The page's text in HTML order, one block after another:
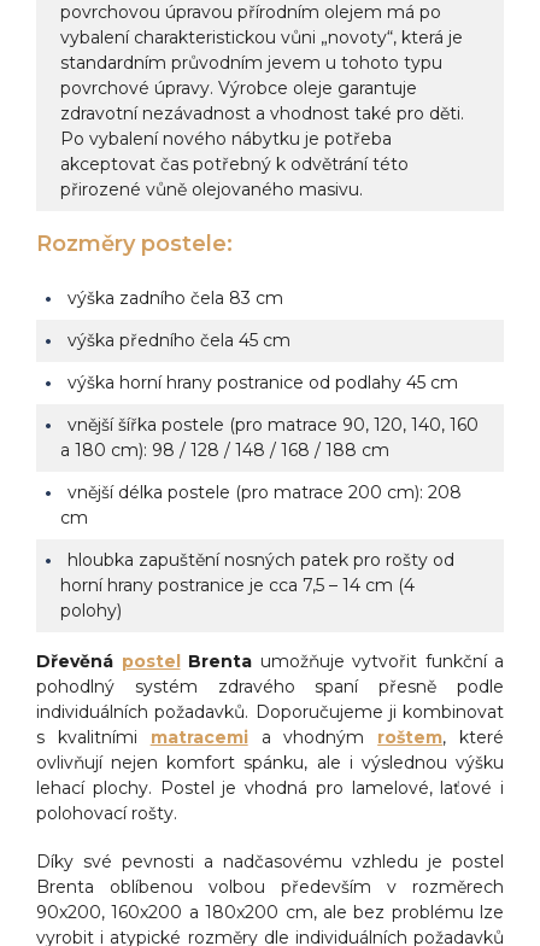
povrchovou úpravou přírodním olejem má po
vybalení charakteristickou vůni „novoty“, která je
standardním průvodním jevem u tohoto typu
povrchové úpravy. Výrobce oleje garantuje
zdravotní nezávadnost a vhodnost také pro děti.
Po vybalení nového nábytku je potřeba
akceptovat čas potřebný k odvětrání této
přirozené vůně olejovaného masivu.
Rozměry postele:
výška zadního čela 83 cm
výška předního čela 45 cm
výška horní hrany postranice od podlahy 45 cm
vnější šířka postele (pro matrace 90, 120, 140, 160
a 180 cm): 98 / 128 / 148 / 168 / 188 cm
vnější délka postele (pro matrace 200 cm): 208
cm
hloubka zapuštění nosných patek pro rošty od
horní hrany postranice je cca 7,5 – 14 cm (4
polohy)
Dřevěná postel Brenta umožňuje vytvořit funkční a
pohodlný systém zdravého spaní přesně podle
individuálních požadavků. Doporučujeme ji kombinovat
s kvalitními matracemia vhodným roštem, které
ovlivňují nejen komfort spánku, ale i výslednou výšku
lehací plochy. Postel je vhodná pro lamelové, laťové i
polohovací rošty.
Díky své pevnosti a nadčasovému vzhledu je postel
Brenta oblíbenou volbou především v rozměrech
90x200, 160x200 a 180x200 cm, ale bez problému lze
vyrobit i atypické rozměry dle individuálních požadavků